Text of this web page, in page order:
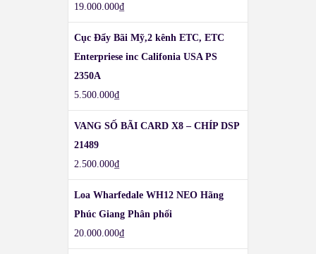
19.000.000₫
Cục Đẩy Bãi Mỹ,2 kênh ETC, ETC
Enterpriese inc Califonia USA PS
2350A
5.500.000₫
VANG SỐ BÃI CARD X8 – CHÍP DSP
21489
2.500.000₫
Loa Wharfedale WH12 NEO Hãng
Phúc Giang Phân phối
20.000.000₫